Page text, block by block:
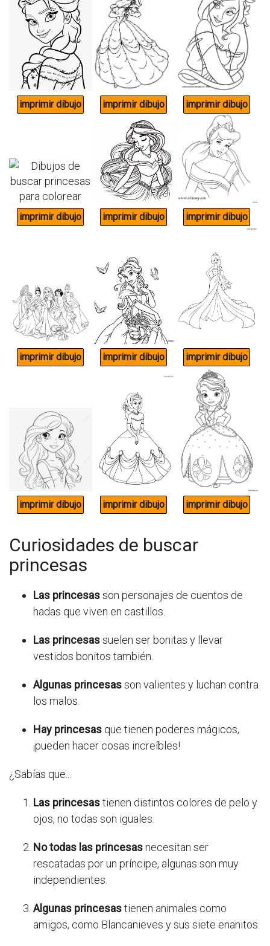
Curiosidades de buscar
princesas
Las princesasson personajes de cuentos de
hadas que viven en castillos.
Las princesassuelen ser bonitas y llevar
vestidos bonitos también.
Algunas princesasson valientes y luchan contra
los malos.
Hay princesas que tienen poderes mágicos,
¡pueden hacer cosas increíbles!
¿Sabías que...
Las princesastienen distintos colores de pelo y
ojos, no todas son iguales.
No todas las princesasnecesitan ser
rescatadas por un príncipe, algunas son muy
independientes.
Algunas princesastienen animales como
amigos, como Blancanieves y sus siete enanitos.